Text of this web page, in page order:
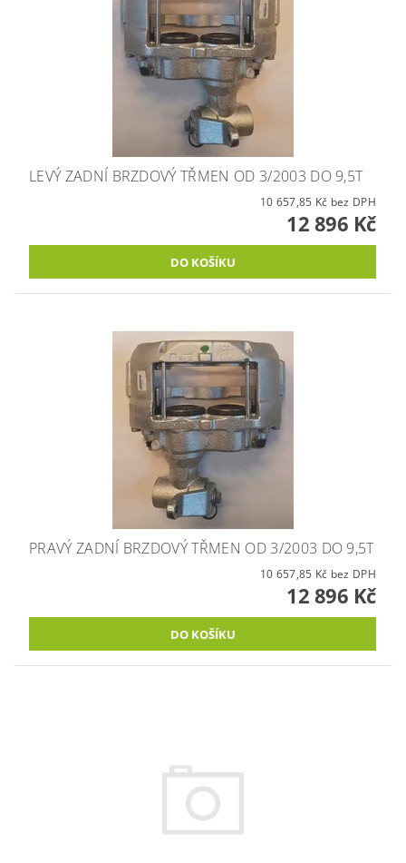
LEVÝ ZADNÍ BRZDOVÝ TŘMEN OD 3/2003 DO 9,5T
10 657,85 Kč bez DPH
12 896 Kč
PRAVÝ ZADNÍ BRZDOVÝ TŘMEN OD 3/2003 DO 9,5T
10 657,85 Kč bez DPH
12 896 Kč